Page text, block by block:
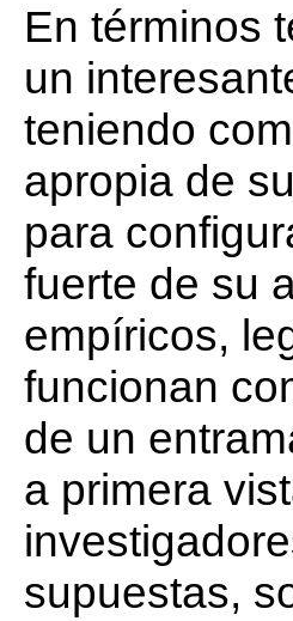
En términos
un
teniendo
apropia de
para
fuerte de su
empíricos,
funcionan
de un
a primera
supuestas,